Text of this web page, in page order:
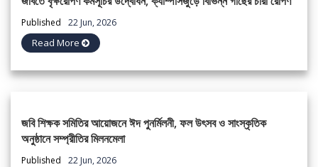
Published 22 Jun, 2026
Read More
জবি শিক্ষক সমিতির আয়োজনে ঈদ পুনর্মিলনী, ফল উৎসব ও সাংস্কৃতিক
অনুষ্ঠানে সম্প্রীতির মিলনমেলা
Published 22 Jun, 2026